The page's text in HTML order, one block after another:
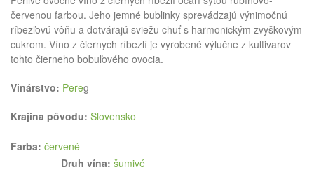
červenou farbou. Jeho jemné bublinky sprevádzajú výnimočnú
ríbezľovú vôňu a dotvárajú sviežu chuť s harmonickým zvyškovým
cukrom. Víno z čiernych ríbezlí je vyrobené výlučne z kultivarov
tohto čierneho bobuľového ovocia.
Vinárstvo: Pereg
Krajina pôvodu: Slovensko
Farba: červené
Druh vína: šumivé